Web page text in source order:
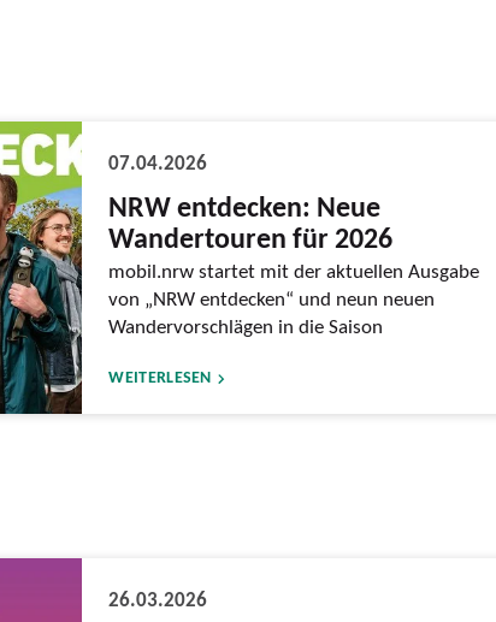
07.04.2026
NRW entdecken: Neue
Wandertouren für 2026
mobil.nrw startet mit der aktuellen Ausgabe
von „NRW entdecken“ und neun neuen
Wandervorschlägen in die Saison
WEITERLESEN
26.03.2026